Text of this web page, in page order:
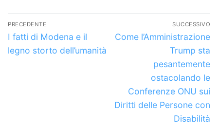
Navigazione
articoli
PRECEDENTE
Articolo
precedente:
I fatti di Modena e il
legno storto dell’umanità
SUCCESSIVO
Articolo
Come l’Amministrazione
Trump sta
pesantemente
ostacolando le
Conferenze ONU sui
Diritti delle Persone con
Disabilità